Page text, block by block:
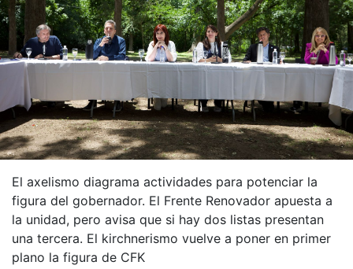
El axelismo diagrama actividades para potenciar la
figura del gobernador. El Frente Renovador apuesta a
la unidad, pero avisa que si hay dos listas presentan
una tercera. El kirchnerismo vuelve a poner en primer
plano la figura de CFK